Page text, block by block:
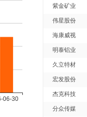
紫金矿业
伟星股份
海康威视
明泰铝业
久立特材
宏发股份
杰克科技
分众传媒